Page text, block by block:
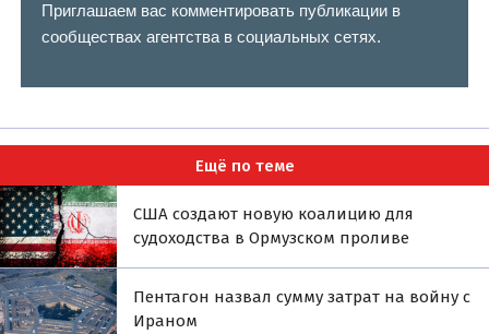
Приглашаем вас комментировать публикации в
сообществах агентства в социальных сетях.
Ещё по теме
США создают новую коалицию для
судоходства в Ормузском проливе
Пентагон назвал сумму затрат на войну с
Ираном